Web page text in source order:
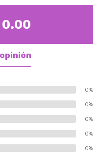
Madagascar, Rosa
0.00
0%
0%
0%
0%
0%